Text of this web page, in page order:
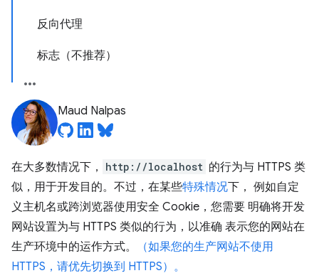
反向代理
标志（不推荐）
Maud Nalpas
在大多数情况下， http://localhost 的行为与 HTTPS 类
似，用于开发目的。不过，在某些特殊情况下， 例如自定
义主机名或跨浏览器使用安全 Cookie，您需要 明确将开发
网站设置为与 HTTPS 类似的行为，以准确 表示您的网站在
生产环境中的运作方式。
（如果您的生产网站不使用
HTTPS，请优先切换到 HTTPS）。